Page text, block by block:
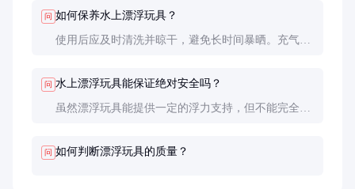
圈，但需在成人监护下使用。
问 如何保养水上漂浮玩具？
使用后应及时清洗并晾干，避免长时间暴晒。充气玩
问 水上漂浮玩具能保证绝对安全吗？
虽然漂浮玩具能提供一定的浮力支持，但不能完全替
问 如何判断漂浮玩具的质量？